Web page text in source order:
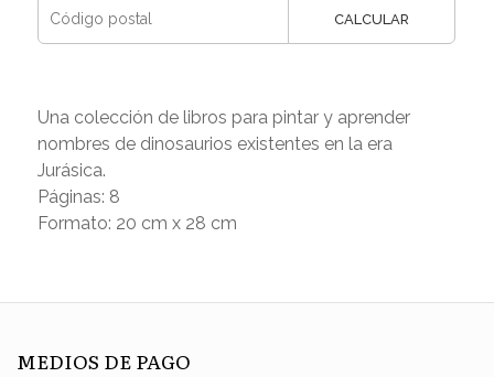
CALCULAR
Una colección de libros para pintar y aprender
nombres de dinosaurios existentes en la era
Jurásica.
Páginas: 8
Formato: 20 cm x 28 cm
MEDIOS DE PAGO